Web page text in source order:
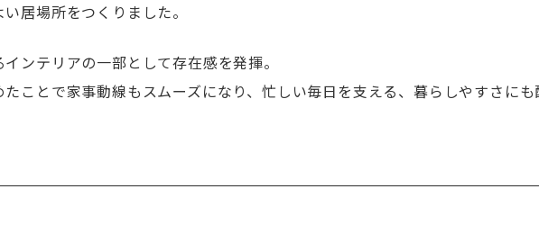
居場所をつくりました。
ンテリアの一部として存在感を発揮。
ことで家事動線もスムーズになり、忙しい毎日を支える、暮らしやすさにも